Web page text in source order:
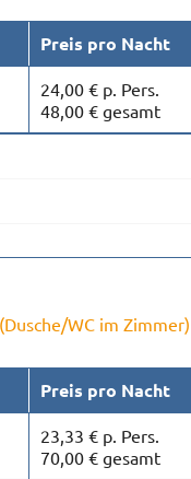
Preis pro Nacht
24,00 € p. Pers.
48,00 € gesamt
(Dusche/WC im Zimmer)
Preis pro Nacht
23,33 € p. Pers.
70,00 € gesamt